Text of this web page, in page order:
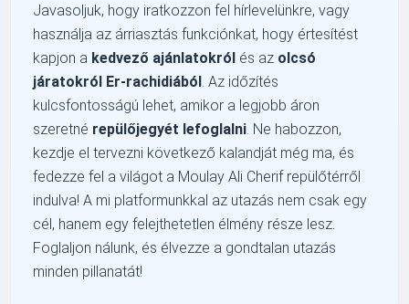
Javasoljuk, hogy iratkozzon fel hírlevelünkre, vagy
használja az árriasztás funkciónkat, hogy értesítést
kapjon a kedvező ajánlatokról és az olcsó
járatokról Er-rachidiából . Az időzítés
kulcsfontosságú lehet, amikor a legjobb áron
szeretné repülőjegyét lefoglalni . Ne habozzon,
kezdje el tervezni következő kalandját még ma, és
fedezze fel a világot a Moulay Ali Cherif repülőtérről
indulva! A mi platformunkkal az utazás nem csak egy
cél, hanem egy felejthetetlen élmény része lesz.
Foglaljon nálunk, és élvezze a gondtalan utazás
minden pillanatát!